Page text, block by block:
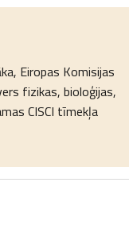
Eiropas Komisijas
fizikas, bioloģijas,
CISCI tīmekļa